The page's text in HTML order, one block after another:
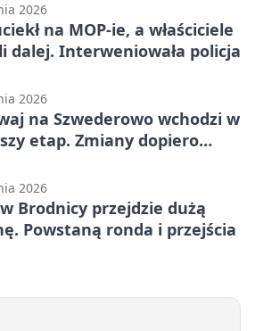
2026
na MOP-ie, a właściciele
dalej. Interweniowała policja
2026
na Szwederowo wchodzi w
etap. Zmiany dopiero
2026
Brodnicy przejdzie dużą
Powstaną ronda i przejścia